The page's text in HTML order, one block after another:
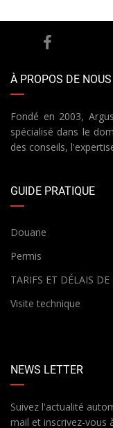
À PROPOS DE NOUS
Fondé en 2003,
spécialisé dans le
des conseils,
GUIDE PRATIQUE
Douane
Permis
TARIFS ET DÉLAIS
Visite technique
NEWS LETTER
Suivez l'actualité
mail et inscrivez-vous